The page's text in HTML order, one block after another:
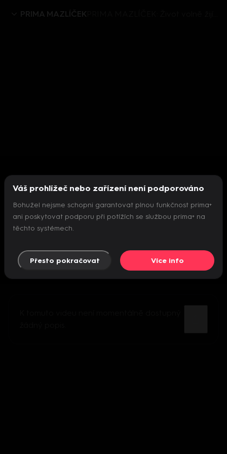
PRIMA MAZLÍČEK
Nepodařilo se inicializovat přehrávač
Váš prohlížeč nebo zařízení není podporováno
Bohužel nejsme schopni garantovat plnou funkčnost prima+
ani poskytovat podporu při potížích se službou prima+ na
těchto systémech.
Přesto pokračovat Více info